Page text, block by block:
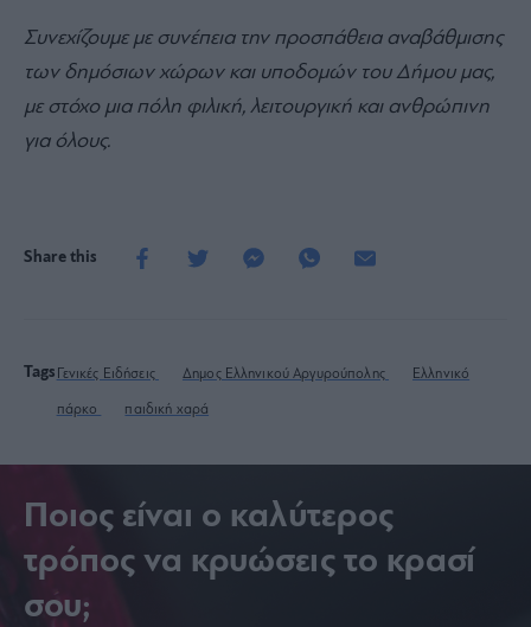
Συνεχίζουμε με συνέπεια την προσπάθεια αναβάθμισης
των δημόσιων χώρων και υποδομών του Δήμου μας,
με στόχο μια πόλη φιλική, λειτουργική και ανθρώπινη
για όλους.
Share this
Tags Γενικές Ειδήσεις Δημος Ελληνικού Αργυρούπολης Ελληνικό
πάρκο παιδική χαρά
Ποιος είναι ο καλύτερος
τρόπος να κρυώσεις το κρασί
σου;